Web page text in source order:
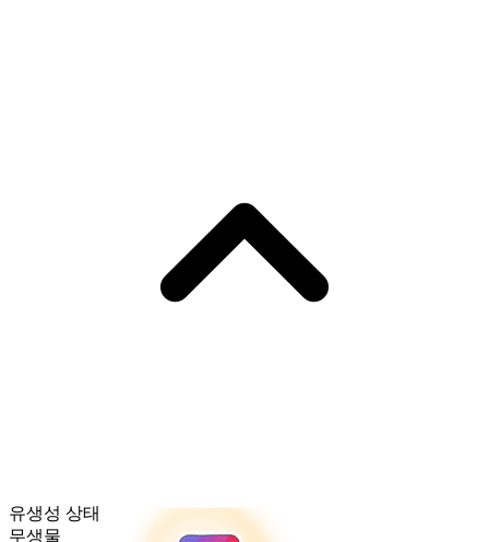
유생성 상태
무생물